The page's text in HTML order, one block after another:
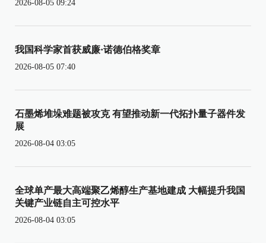
2026-08-05 09:24
我国科学家首获威廉·诺德伯格奖章
2026-08-05 07:40
石墨烯堆垛难题被攻克 有望推动新一代拓扑量子器件发
展
2026-08-04 03:05
全球单产最大高端聚乙烯醇生产基地建成 大幅提升我国
关键产业链自主可控水平
2026-08-04 03:05